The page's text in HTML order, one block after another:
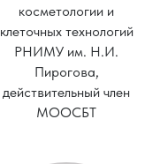
косметологии и
клеточных технологий
РНИМУ им. Н.И.
Пирогова,
действительный член
МООСБТ